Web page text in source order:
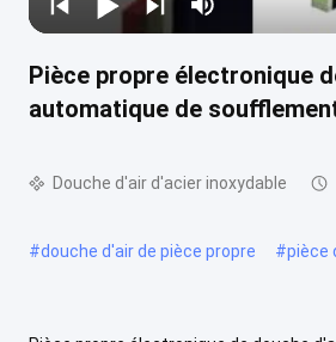
Pièce propre électronique
automatique de
Douche d'air d'acier inoxydable
#douche d'air de pièce propre #pièce